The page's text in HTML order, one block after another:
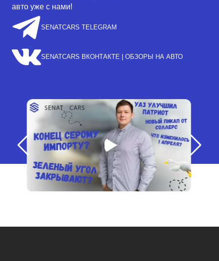
авто уже с нами!
SENATCARS TELEGRAM
SENATCARS ВКОНТАКТЕ | ОБЗОРЫ НА АВТО